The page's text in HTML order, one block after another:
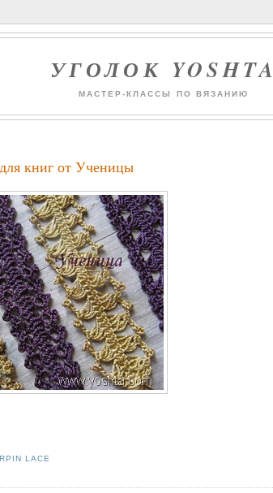
УГОЛОК YOSHTA
МАСТЕР-КЛАССЫ ПО ВЯЗАНИЮ
книг от Ученицы
LACE